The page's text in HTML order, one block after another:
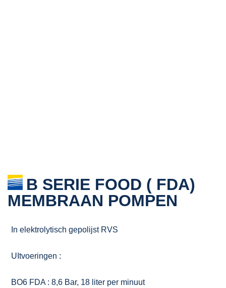
B SERIE FOOD ( FDA)
MEMBRAAN POMPEN
In elektrolytisch gepolijst RVS
UItvoeringen :
BO6 FDA : 8,6 Bar, 18 liter per minuut